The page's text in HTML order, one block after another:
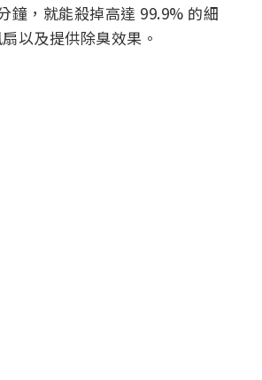
鐘，就能殺掉高達 99.9% 的細
以及提供除臭效果。